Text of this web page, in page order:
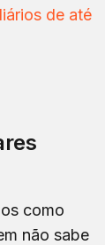
de até
como
não sabe